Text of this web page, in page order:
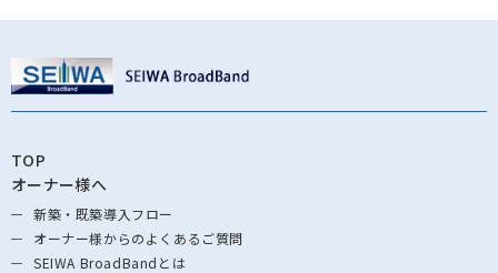
TOP
オーナー様へ
新築・既築導⼊フロー
オーナー様からのよくあるご質問
SEIWA BroadBandとは